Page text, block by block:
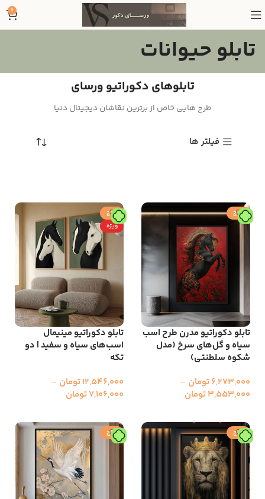
0
تابلو حیوانات
تابلوهای دکوراتیو ورسای
طرح هایی خاص از برترین نقاشان دیجیتال دنیا
فیلتر ها
حراج
تابلو دکوراتیو مدرن طرح اسب
سیاه و گل‌های سرخ (مدل
شکوه سلطنتی)
6,273,000تومان –
3,553,000تومان
حراج
ویژه
تابلو دکوراتیو مینیمال
اسب‌های سیاه و سفید | دو
تکه
12,546,000تومان –
7,106,000تومان
حراج حراج